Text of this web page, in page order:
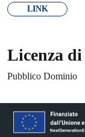
LINK
Licenza
Pubblico Dominio